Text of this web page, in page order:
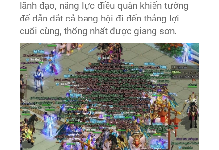
lãnh đạo, năng lực điều quân khiển tướng
để dẫn dắt cả bang hội đi đến thắng lợi
cuối cùng, thống nhất được giang sơn.